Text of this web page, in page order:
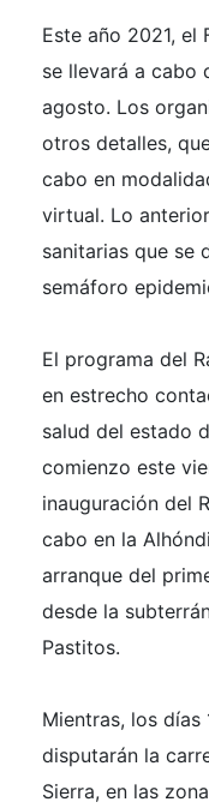
Este año 2021, el
se llevará a cabo
agosto. Los
otros detalles,
cabo en
virtual. Lo
sanitarias que se
semáforo
El programa del
en estrecho
salud del estado
comienzo este
inauguración del
cabo en la
arranque del
desde la
Pastitos.
Mientras, los
disputarán la
Sierra, en las